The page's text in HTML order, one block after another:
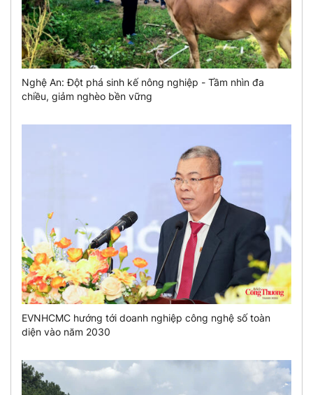
Nghệ An: Đột phá sinh kế nông nghiệp - Tầm nhìn đa
chiều, giảm nghèo bền vững
EVNHCMC hướng tới doanh nghiệp công nghệ số toàn
diện vào năm 2030